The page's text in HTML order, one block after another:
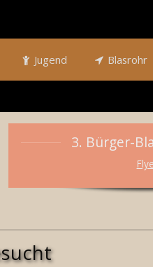
Jugend Blasrohr
3. Bürger-